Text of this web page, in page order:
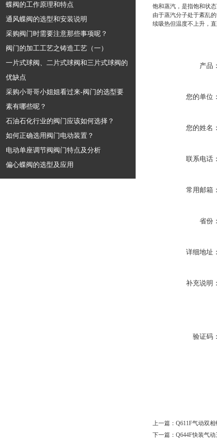
蝶阀的工作原理和特点
通风蝶阀的选型和安装说明
采购阀门时需要注意那些事项呢？
阀门的加工工艺之铸造工艺（一）
一片式球阀、二片式球阀和三片式球阀的
优缺点
采购小哥哥小姐姐看过来-阀门的选型要
素有哪些呢？
石油石化行业的阀门应该如何选择？
如何正确选用阀门电动装置？
电动单座调节阀阀门特点及分析
偏心蝶阀的选型及应用
饱和蒸汽，是指饱和状
由于蒸汽分子处于紊乱
续吸热但温度不上升，
产品
您的单位
您的姓名
联系电话
常用邮箱
省份
详细地址
补充说明
验证码
上一篇： Q611F气动双
下一篇： Q644F快装气